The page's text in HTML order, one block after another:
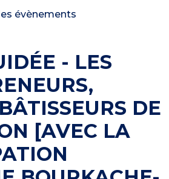
évènements
- LES
DE
[AVEC LA